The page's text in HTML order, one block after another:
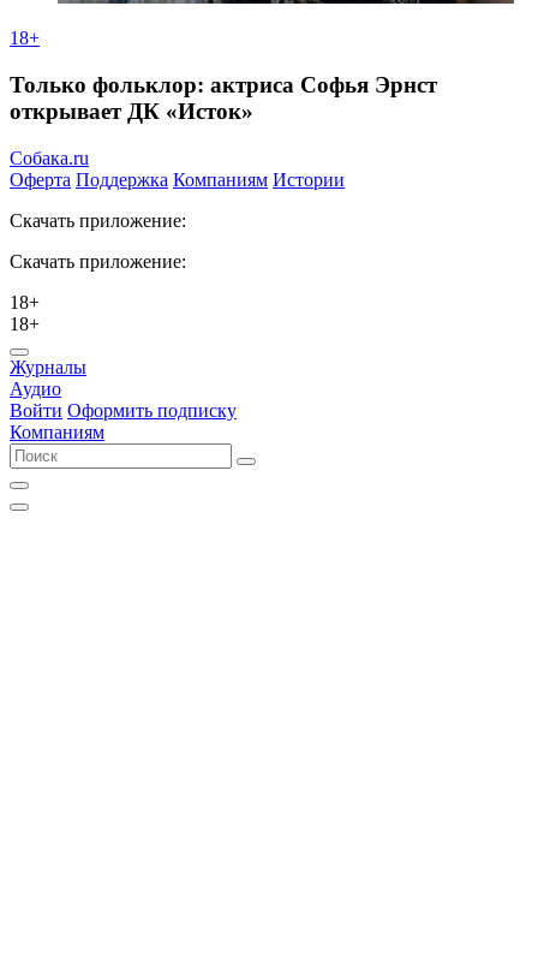
18+
Только фольклор: актриса Софья Эрнст
открывает ДК «Исток»
Собака.ru
Оферта Поддержка Компаниям Истории
Скачать приложение:
Скачать приложение:
18+
18+
Журналы
Аудио
Войти Оформить подписку
Компаниям